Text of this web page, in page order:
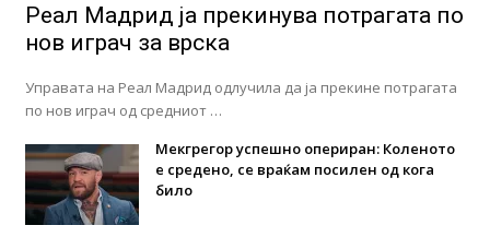
Реал Мадрид ја прекинува потрагата по
нов играч за врска
Управата на Реал Мадрид одлучила да ја прекине потрагата
по нов играч од средниот …
Мекгрегор успешно опериран: Коленото
е средено, се враќам посилен од кога
било